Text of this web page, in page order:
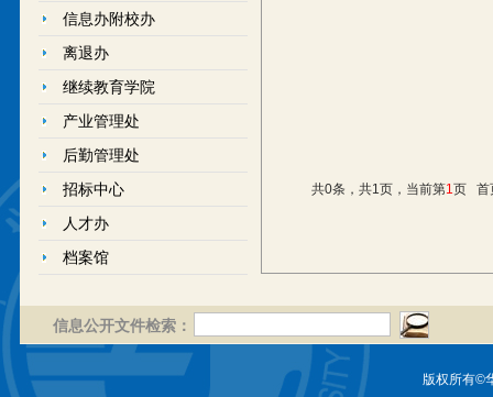
信息办附校办
离退办
继续教育学院
产业管理处
后勤管理处
招标中心
人才办
档案馆
共0条，共1页，当前第1页 首
信息公开文件检索：
版权所有©